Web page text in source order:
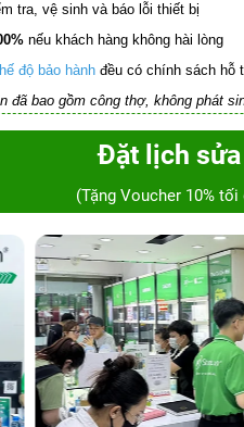
tra, vệ sinh và báo lỗi thiết bị
nếu khách hàng không hài lòng
độ bảo hành đều có chính sách hỗ
đã bao gồm công thợ, không phát
Đặt lịch
(Tặng Voucher 10%